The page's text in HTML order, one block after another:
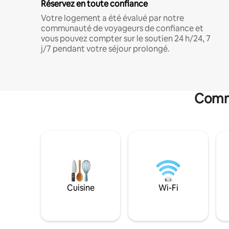
Réservez en toute confiance
Votre logement a été évalué par notre
communauté de voyageurs de confiance et
vous pouvez compter sur le soutien 24 h/24, 7
j/7 pendant votre séjour prolongé.
Cuisine Wi-Fi